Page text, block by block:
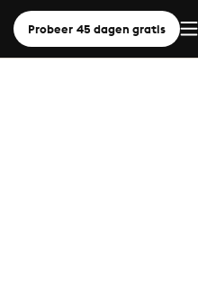
Probeer 45 dagen gratis